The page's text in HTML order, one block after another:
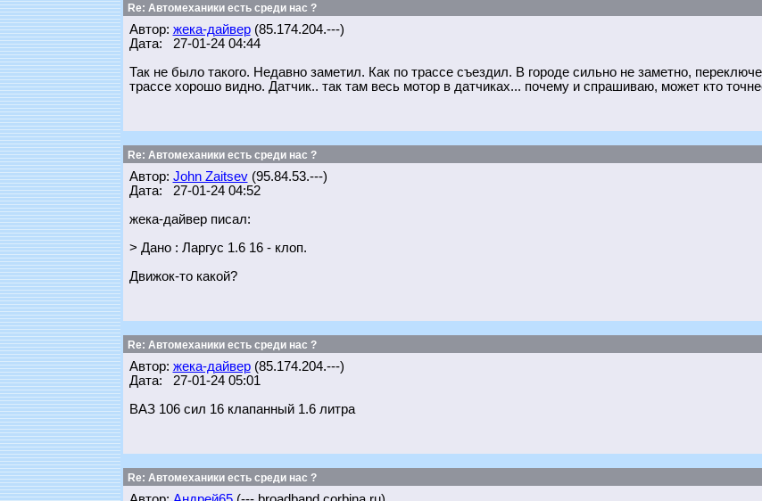
Re: Автомеханики есть среди нас ?
Автор: жека-дайвер(85.174.204.---)
Дата: 27-01-24 04:44
Так не было такого. Недавно заметил. Как по трассе съездил. В городе сильно не заметно,
трассе хорошо видно. Датчик.. так там весь мотор в датчиках... почему и спрашиваю, может кто
Re: Автомеханики есть среди нас ?
Автор: John Zaitsev(95.84.53.---)
Дата: 27-01-24 04:52
жека-дайвер писал:
> Дано : Ларгус 1.6 16 - клоп.
Движок-то какой?
Re: Автомеханики есть среди нас ?
Автор: жека-дайвер(85.174.204.---)
Дата: 27-01-24 05:01
ВАЗ 106 сил 16 клапанный 1.6 литра
Re: Автомеханики есть среди нас ?